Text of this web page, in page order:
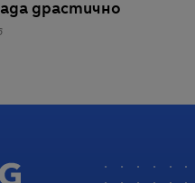
драстично